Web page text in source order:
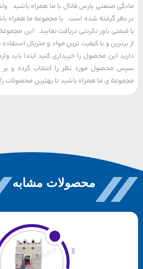
گرفته شده است. با مجموعه ما همراه باشید تا
باور نکردنی دریافت نمایید. این مجموعه
و با کیفیت ترین مواد و متریال استفاده می
این محصول را خریداری کنید ابتدا باید وارد
محصول مورد نظر را انتخاب کرده و بر روی
ی ما همراه باشید تا بهترین محصولات را به
محصولات مشابه